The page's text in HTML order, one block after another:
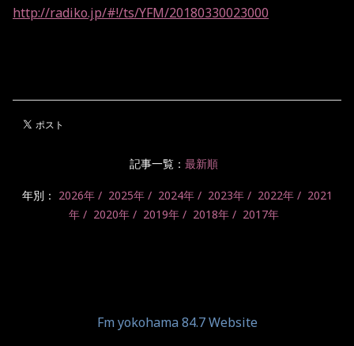
http://radiko.jp/#!/ts/YFM/20180330023000
記事一覧： 最新順
年別： 2026年 2025年 2024年 2023年 2022年
2021
年
2020年 2019年 2018年 2017年
Fm yokohama 84.7 Website